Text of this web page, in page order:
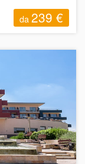
da239 €